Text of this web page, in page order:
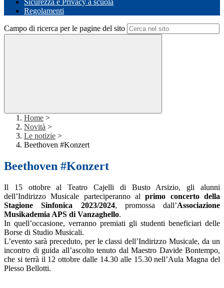
Sicurezza e Privacy a scuola
Regolamenti
Campo di ricerca per le pagine del sito
Home >
Novità >
Le notizie >
Beethoven #Konzert
Beethoven #Konzert
Il 15 ottobre al Teatro Cajelli di Busto Arsizio, gli alunni
dell’Indirizzo Musicale parteciperanno alprimo concerto della
Stagione Sinfonica 2023/2024, promossa dall’Associazione
Musikademia APS di Vanzaghello.
In quell’occasione, verranno premiati gli studenti beneficiari delle
Borse di Studio Musicali.
L’evento sarà preceduto, per le classi dell’Indirizzo Musicale, da un
incontro di guida all’ascolto tenuto dal Maestro Davide Bontempo,
che si terrà il 12 ottobre dalle 14.30 alle 15.30 nell’Aula Magna del
Plesso Bellotti.